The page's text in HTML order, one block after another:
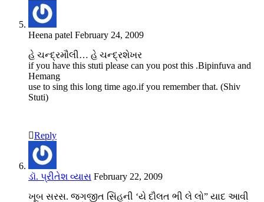
Heena patel February 24, 2009
હે ચન્દ્રમૌલી… હે ચન્દ્રશેખર
if you have this stuti please can you post this .Bipinfuva and
Hemang
use to sing this long time ago.if you remember that. (Shiv
Stuti)
Reply
ડૉ. પ્રીતેશ વ્યાસ February 22, 2009
ખૂબ સરસ. જગજીત સિંહની ‘યે દૌલત ભી લે લો” યાદ આવી